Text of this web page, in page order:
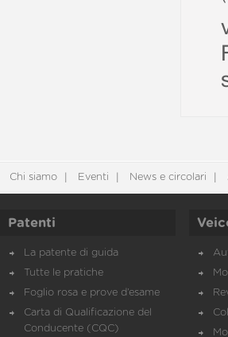
Chi siamo Eventi News e circolari
Patenti
La patente di guida
Tutte le pratiche
Foglio rosa e prove d’esame
Carta di Qualificazione del
Conducente (CQC)